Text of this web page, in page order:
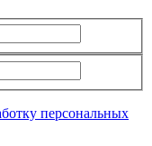
персональных